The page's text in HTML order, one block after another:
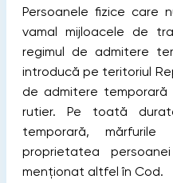
Persoanele fizice care
vamal mijloacele de
regimul de admitere
introducă pe teritoriul
de admitere
rutier. Pe toată
temporară,
proprietatea
menţionat altfel în Cod.